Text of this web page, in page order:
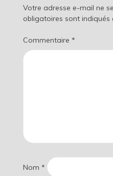
Votre adresse e-mail ne
obligatoires sont indiqués
Commentaire *
Nom *